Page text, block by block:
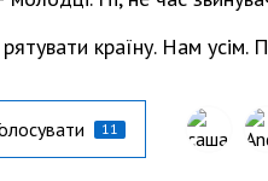
країну. Нам
11